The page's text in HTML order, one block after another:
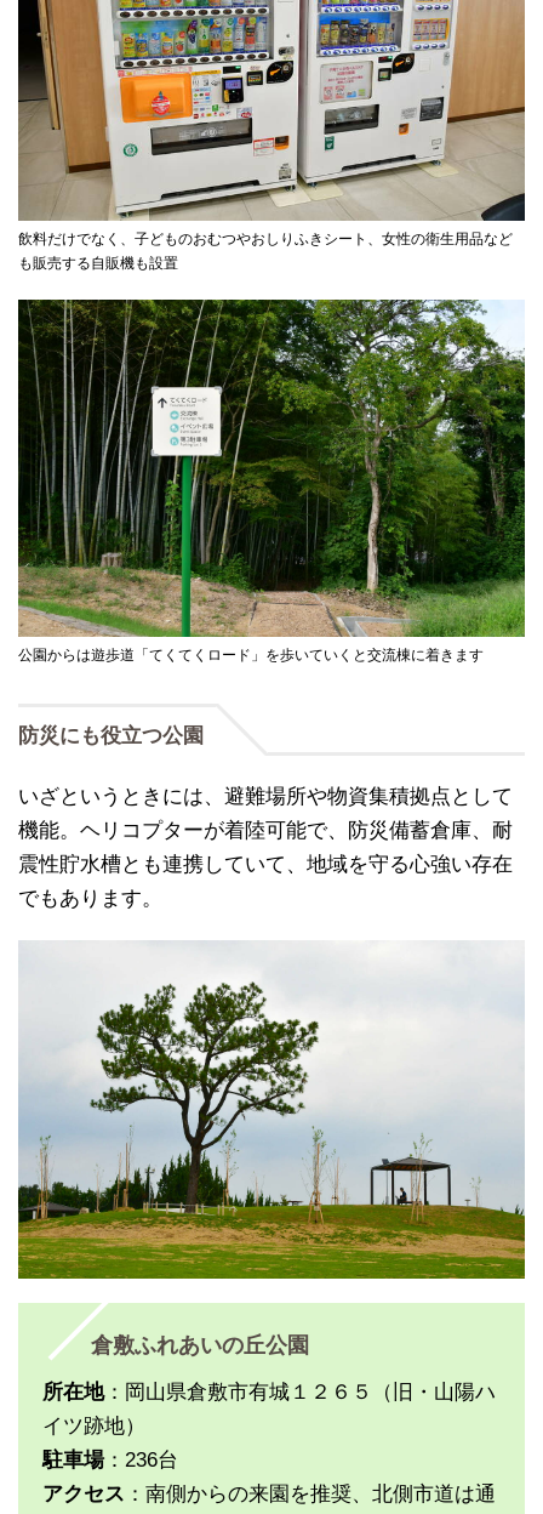
飲料だけでなく、子どものおむつやおしりふきシート、女性の衛生用品など
も販売する自販機も設置
公園からは遊歩道「てくてくロード」を歩いていくと交流棟に着きます
防災にも役立つ公園
いざというときには、避難場所や物資集積拠点として
機能。ヘリコプターが着陸可能で、防災備蓄倉庫、耐
震性貯水槽とも連携していて、地域を守る心強い存在
でもあります。
倉敷ふれあいの丘公園
所在地：岡山県倉敷市有城１２６５（旧・山陽ハ
イツ跡地）
駐車場：236台
アクセス ：南側からの来園を推奨、北側市道は通